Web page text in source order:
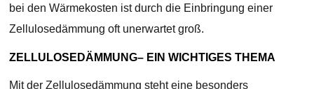
bei den Wärmekosten ist durch die Einbringung einer
Zellulosedämmung oft unerwartet groß.
ZELLULOSEDÄMMUNG– EIN WICHTIGES THEMA
Mit der Zellulosedämmung steht eine besonders